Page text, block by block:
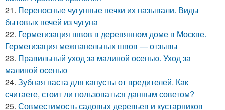
21. Переносные чугунные печки их называли. Виды
бытовых печей из чугуна
22. Герметизация швов в деревянном доме в Москве.
Герметизация межпанельных швов — отзывы
23. Правильный уход за малиной осенью. Уход за
малиной осенью
24. Зубная паста для капусты от вредителей. Как
считаете, стоит ли пользоваться данным советом?
25. Совместимость садовых деревьев и кустарников